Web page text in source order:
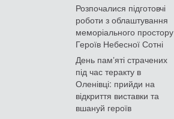
Розпочалися підготовчі
роботи з облаштування
меморіального простору
Героїв Небесної Сотні
День памʼяті страчених
під час теракту в
Оленівці: прийди на
відкриття виставки та
вшануй героїв